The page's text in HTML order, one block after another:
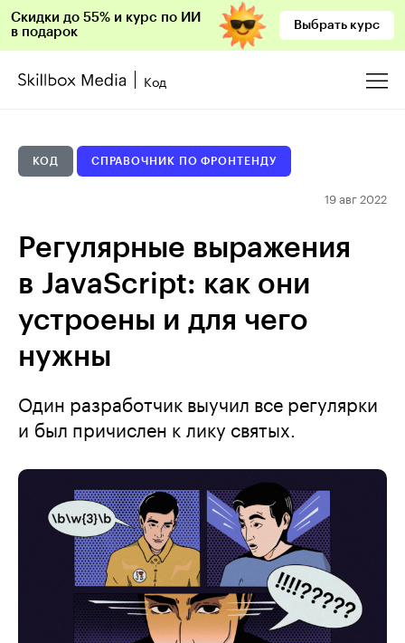
Скидки до 55% и курс по ИИ
в подарок
Выбрать курс
Код
КОД СПРАВОЧНИК ПО ФРОНТЕНДУ
19 авг 2022
Регулярные выражения
в JavaScript: как они
устроены и для чего
нужны
Один разработчик выучил все регулярки
и был причислен к лику святых.